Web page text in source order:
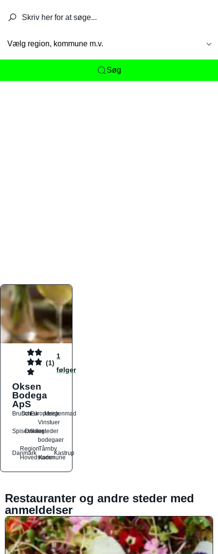
Vælg region, kommune m.v.
Søg
(1)
1
følger
Oksen
Bodega
ApS
Brunch
DanskEuropæiskMorgenmad
Spisesteder
Drikkesteder
Vinstuer
og
bodegaer
Danmark
Region
Hovedstaden
Tårnby
Kommune
Kastrup
Restauranter og andre steder med
anmeldelser